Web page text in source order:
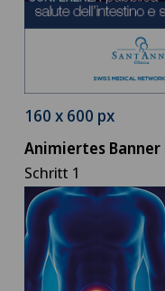
160 x 600 px
Animiertes Banner
Schritt 1